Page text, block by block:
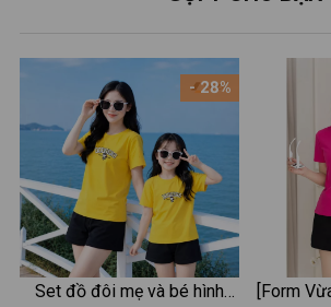
- 28%
Set đồ đôi mẹ và bé hình
[Form